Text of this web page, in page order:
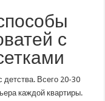
с
детства. Всего 20-30
каждой квартиры.